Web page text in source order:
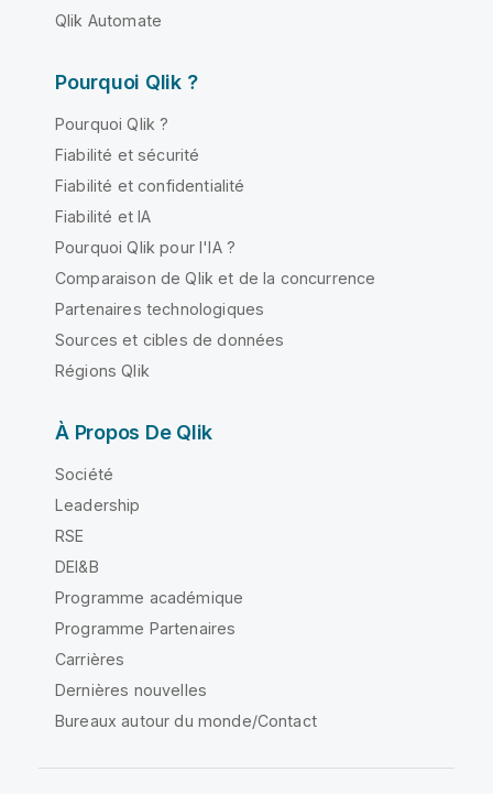
Qlik Automate
Pourquoi Qlik ?
Pourquoi Qlik ?
Fiabilité et sécurité
Fiabilité et confidentialité
Fiabilité et IA
Pourquoi Qlik pour l'IA ?
Comparaison de Qlik et de la concurrence
Partenaires technologiques
Sources et cibles de données
Régions Qlik
À Propos De Qlik
Société
Leadership
RSE
DEI&B
Programme académique
Programme Partenaires
Carrières
Dernières nouvelles
Bureaux autour du monde/Contact